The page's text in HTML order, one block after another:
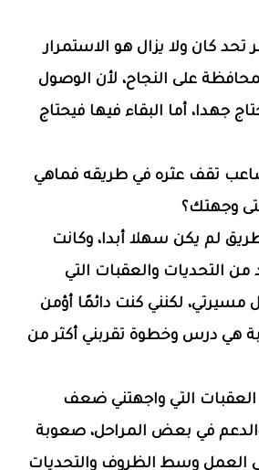
تحد كان ولا يزال هو الاستمرار
على النجاح، لأن الوصول
جهدا، أما البقاء فيها فيحتاج
تقف عثره في طريقه فماهي
وجهتك؟
لم يكن سهلا أبدا، وكانت
من التحديات والعقبات التي
مسيرتي، لكنني كنت دائمًا أؤمن
هي درس وخطوة تقربني أكثر من
التي واجهتني ضعف
والدعم في بعض المراحل، صعوبة
العمل وسط الظروف والتحديات